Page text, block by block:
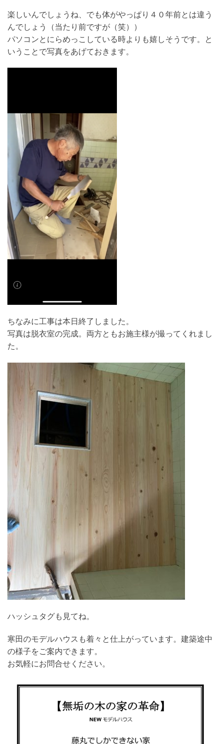
楽しいんでしょうね、でも体がやっぱり４０年前とは違う
んでしょう（当たり前ですが（笑））
パソコンとにらめっこしている時よりも嬉しそうです。と
いうことで写真をあげておきます。
ちなみに工事は本日終了しました。
写真は脱衣室の完成。両方ともお施主様が撮ってくれまし
た。
ハッシュタグも見てね。
寒田のモデルハウスも着々と仕上がっています。建築途中
の様子をご案内できます。
お気軽にお問合せください。